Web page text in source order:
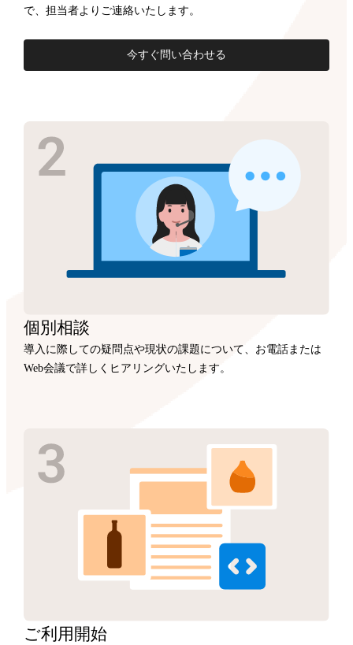
で、担当者よりご連絡いたします。
今すぐ問い合わせる
個別相談
導入に際しての疑問点や現状の課題について、お電話または
Web会議で詳しくヒアリングいたします。
ご利用開始